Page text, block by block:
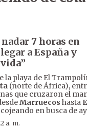
7 horas en
a España y
la playa de El
(norte de África),
que cruzaron el
Marruecos hasta
en busca de
a. m.